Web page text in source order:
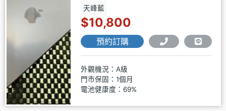
天峰藍
$10,800
預約訂購
外觀機況：A級
門市保固：1個月
電池健康度：69%